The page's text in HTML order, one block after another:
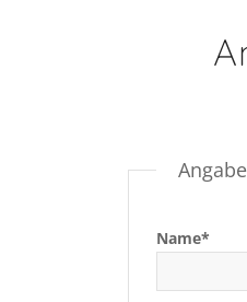
Name*